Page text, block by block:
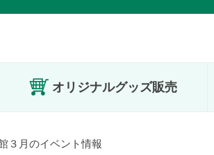
オリジナルグッズ販売
３月のイベント情報